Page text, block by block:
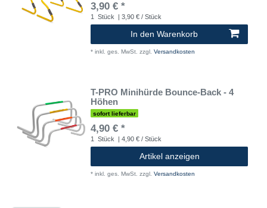
3,90 € *
1 Stück | 3,90 € / Stück
In den Warenkorb
* inkl. ges. MwSt. zzgl. Versandkosten
T-PRO Minihürde Bounce-Back - 4
Höhen
sofort lieferbar
4,90 € *
1 Stück | 4,90 € / Stück
Artikel anzeigen
* inkl. ges. MwSt. zzgl. Versandkosten